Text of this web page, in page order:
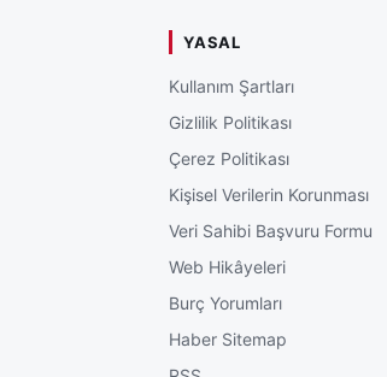
YASAL
Kullanım Şartları
Gizlilik Politikası
Çerez Politikası
Kişisel Verilerin Korunması
Veri Sahibi Başvuru Formu
Web Hikâyeleri
Burç Yorumları
Haber Sitemap